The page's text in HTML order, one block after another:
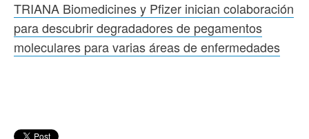
TRIANA Biomedicines y Pfizer inician colaboración
para descubrir degradadores de pegamentos
moleculares para varias áreas de enfermedades